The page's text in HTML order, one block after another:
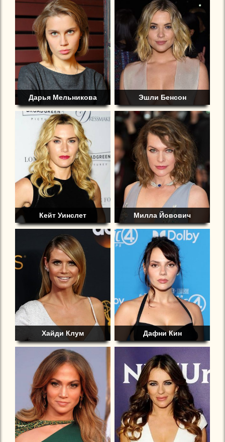
Дарья Мельникова Эшли Бенсон
Кейт Уинслет Милла Йовович
Хайди Клум Дафни Кин